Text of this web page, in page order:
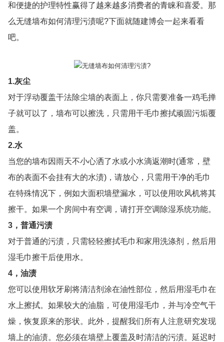
和便捷的护理特性赢得了越来越多消费者的青睐和喜爱。那
么无缝墙布如何清理污渍呢?下面就随建博会一起来看看
吧。
1.灰尘
对于浮动覆盖干法除尘墙的表面上，你只需要准备一鸡毛掸
子就可以了，墙布可以擦洗，只需用干毛巾擦拭顽固污垢覆
盖。
2.水
当您的墙布因雨天不小心洒了水或小水滴返潮时(通常，壁
布的表面不会挂有大的水渍)，请放心，只需用干净的毛巾
在特殊情况下，例如大面积墙壁漏水，可以使用吹风机将其
擦干。如果一个房间中有空调，请打开空调除湿系统功能。
3，普通污渍
对于普通的污渍，只需轻轻擦拭毛巾和家用洗涤剂，然后用
湿毛巾擦干后使用水。
4，油渍
您可以使用软牙刷将清洁剂涂在油性部位，然后用湿毛巾在
水上擦拭。如果较大的油脂，可使用湿毛巾，并与冷空气干
燥，恢复原来的形状。此外，提醒我们所有人注意研究发现
墙上的油渍。您必须在墙壁上覆盖及时清洁的污渍。延迟时